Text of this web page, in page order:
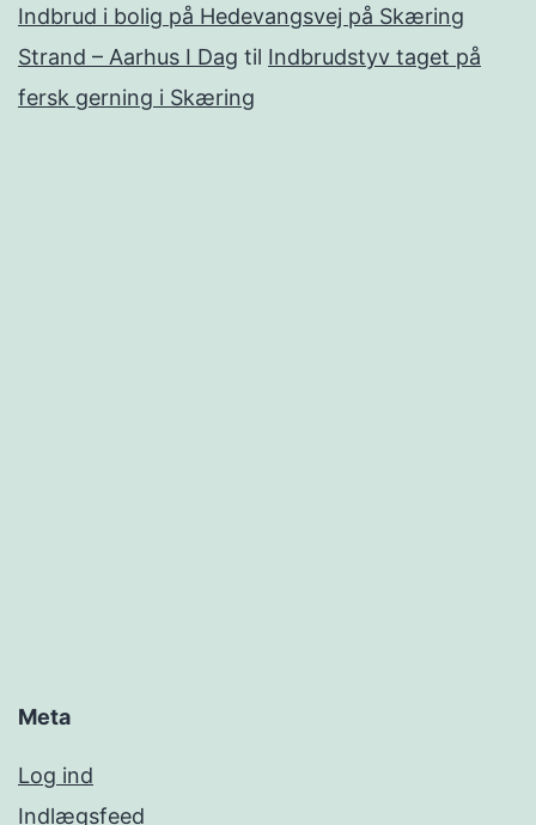
Indbrud i bolig på Hedevangsvej på Skæring
Strand – Aarhus I Dag til Indbrudstyv taget på
fersk gerning i Skæring
Meta
Log ind
Indlægsfeed